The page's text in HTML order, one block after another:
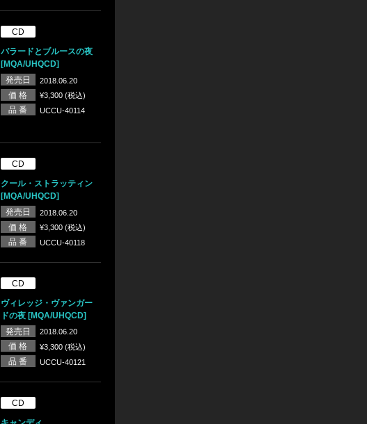
CD
バラードとブルースの夜
[MQA/UHQCD]
発売日
2018.06.20
価 格 ¥3,300 (税込)
品 番 UCCU-40114
CD
クール・ストラッティン
[MQA/UHQCD]
発売日
2018.06.20
価 格 ¥3,300 (税込)
品 番 UCCU-40118
CD
ヴィレッジ・ヴァンガー
ドの夜 [MQA/UHQCD]
発売日
2018.06.20
価 格 ¥3,300 (税込)
品 番 UCCU-40121
CD